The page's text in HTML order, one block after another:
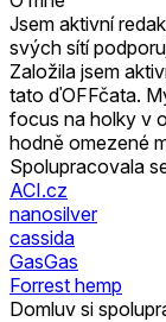
Jsem aktivní
svých sítí
Založila jsem
tato ďOFFčata.
focus na holky v
hodně omezené
Spolupracovala
ACI.cz
nanosilver
cassida
GasGas
Forrest hemp
Domluv si